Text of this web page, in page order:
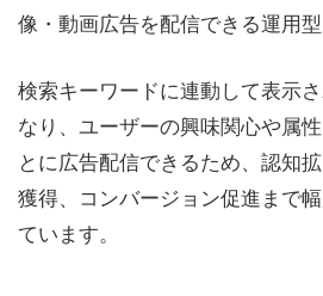
像・動画広告を配信できる運用型
検索キーワードに連動して表示
なり、ユーザーの興味関心や属
とに広告配信できるため、認知
獲得、コンバージョン促進まで
ています。